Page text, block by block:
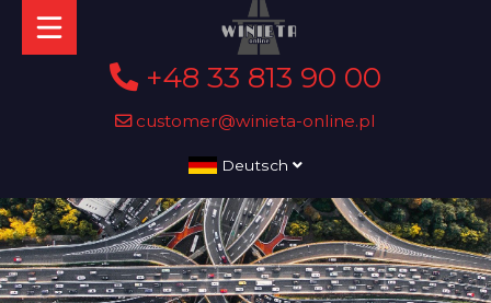
+48 33 813 90 00
customer@winieta-online.pl
Deutsch